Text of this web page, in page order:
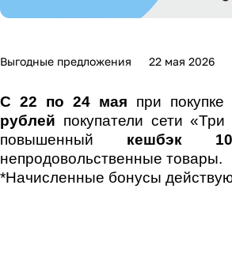
Выгодные предложения 22 мая 2026
С 22 по 24 мая при
рублей покупатели сети
повышенный кешбэк
непродовольственные товары.
*Начисленные бонусы